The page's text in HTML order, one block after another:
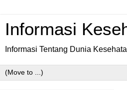
Informasi
Informasi Tentang Dunia